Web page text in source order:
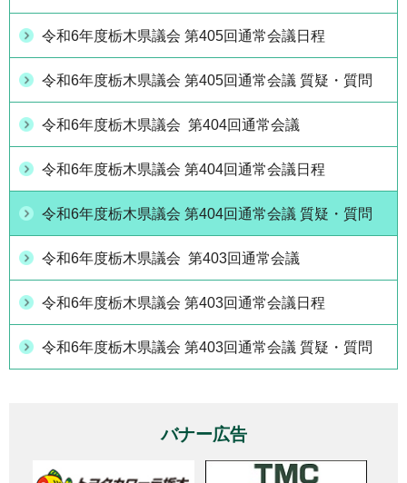
令和6年度栃木県議会 第405回通常会議日程
令和6年度栃木県議会 第405回通常会議 質疑・質問
令和6年度栃木県議会 第404回通常会議
令和6年度栃木県議会 第404回通常会議日程
令和6年度栃木県議会 第404回通常会議 質疑・質問
令和6年度栃木県議会 第403回通常会議
令和6年度栃木県議会 第403回通常会議日程
令和6年度栃木県議会 第403回通常会議 質疑・質問
バナー広告